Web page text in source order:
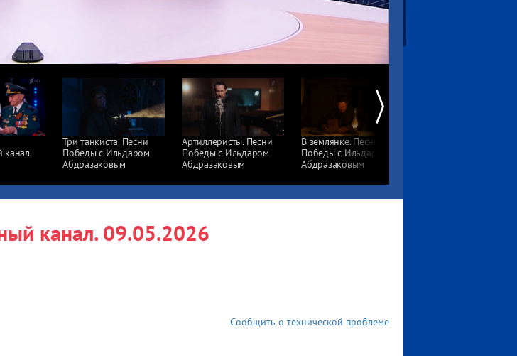
канал.
Три танкиста. Песни
Победы с Ильдаром
Абдразаковым
Артиллеристы. Песни
Победы с Ильдаром
Абдразаковым
В землянке. Песни
Победы с Ильдаром
Абдразаковым
канал. 09.05.2026
Сообщить о технической проблеме